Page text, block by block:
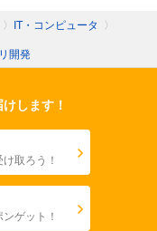
〉 IT・コンピュータ 〉
開発
します！
取ろう！
ゲット！